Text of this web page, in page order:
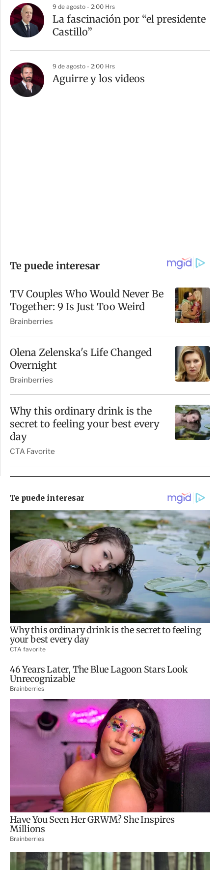
9 de agosto - 2:00 Hrs
La fascinación por “el presidente
Castillo”
9 de agosto - 2:00 Hrs
Aguirre y los videos